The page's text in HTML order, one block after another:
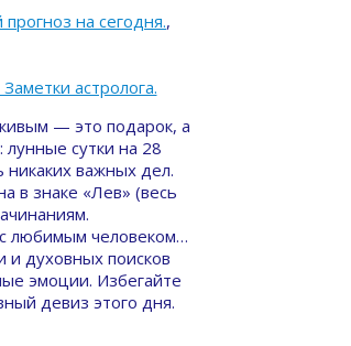
прогноз на сегодня.,
— это подарок, а
сутки на 28
важных дел.
в знаке «Лев» (весь
любимым человеком…
и духовных поисков
эмоции. Избегайте
девиз этого дня.